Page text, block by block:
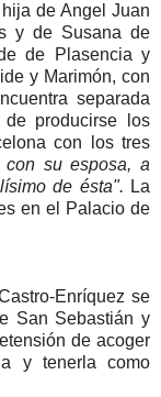
de Angel Juan
y de Susana de
de Plasencia y
y Marimón, con
separada
producirse los
con los tres
su esposa, a
de ésta". La
en el Palacio de
Enríquez se
San Sebastián y
de acoger
y tenerla como